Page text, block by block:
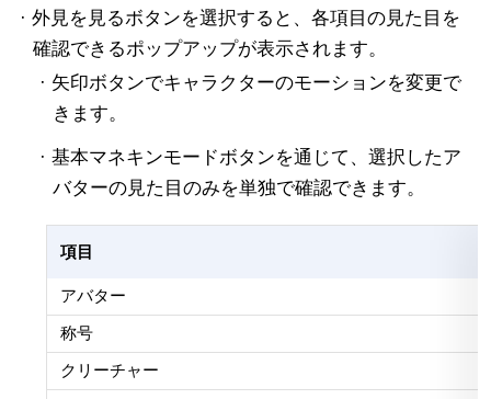
· 外見を見るボタンを選択すると、各項目の見た目を
確認できるポップアップが表示されます。
· 矢印ボタンでキャラクターのモーションを変更で
きます。
· 基本マネキンモードボタンを通じて、選択したア
バターの見た目のみを単独で確認できます。
項目
アバター
称号
クリーチャー